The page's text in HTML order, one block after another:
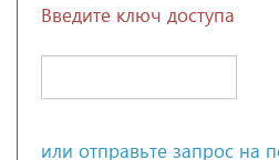
Введите ключ доступа
или отправьте запрос на